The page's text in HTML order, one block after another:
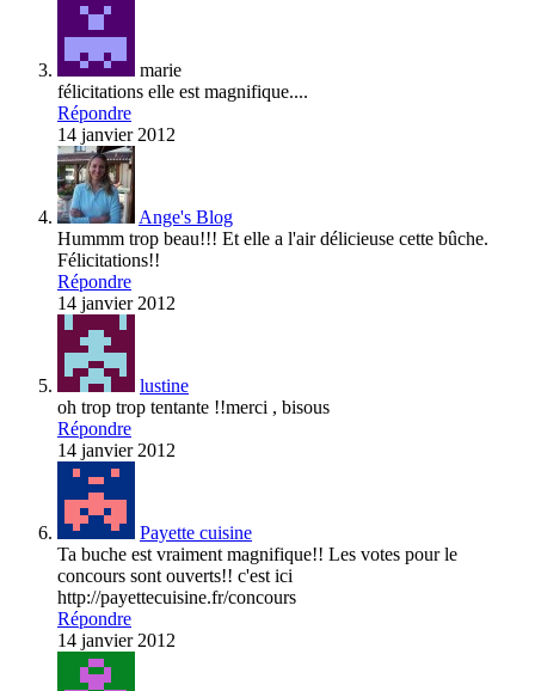
marie
félicitations elle est magnifique....
Répondre
14 janvier 2012
Ange's Blog
Hummm trop beau!!! Et elle a l'air délicieuse cette bûche.
Félicitations!!
Répondre
14 janvier 2012
lustine
oh trop trop tentante !!merci , bisous
Répondre
14 janvier 2012
Payette cuisine
Ta buche est vraiment magnifique!! Les votes pour le
concours sont ouverts!! c'est ici
http://payettecuisine.fr/concours
Répondre
14 janvier 2012